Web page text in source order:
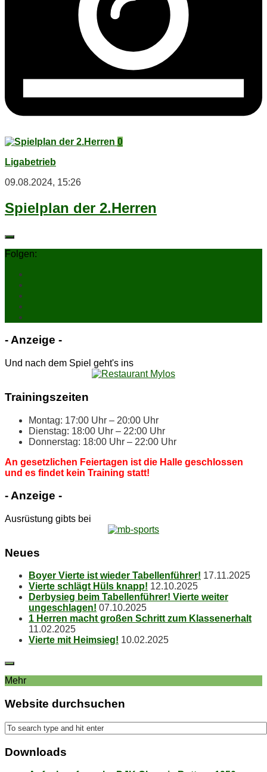
0
Ligabetrieb
09.08.2024, 15:26
Spiel­plan der 2.Herren
Folgen:
- An­zei­ge -
Und nach dem Spiel geht's ins
Trai­nings­zei­ten
Mon­tag: 17:00 Uhr – 20:00 Uhr
Diens­tag: 18:00 Uhr – 22:00 Uhr
Don­ners­tag: 18:00 Uhr – 22:00 Uhr
An ge­setz­li­chen Fei­er­ta­gen ist die Hal­le ge­schlos­sen
und es fin­det kein Trai­ning statt!
- An­zei­ge -
Ausrüstung gibts bei
Neu­es
Boy­er Vier­te ist wie­der Tabellenführer! 17.11.2025
Vier­te schlägt Hüls knapp! 12.10.2025
Der­by­sieg beim Ta­bel­len­füh­rer! Vier­te wei­ter
ungeschlagen! 07.10.2025
1 Her­ren macht gro­ßen Schritt zum Klassenerhalt
11.02.2025
Vier­te mit Heimsieg! 10.02.2025
Mehr
Web­site durchsuchen
Down­loads